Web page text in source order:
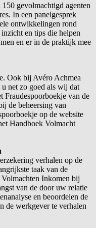
gevolmachtigd agenten
In een panelgesprek
ontwikkelingen rond
en tips die helpen
en er in de praktijk mee
Ook bij Avéro Achmea
net zo goed als wij dat
Fraudespoorboekje van de
de beheersing van
op de website
Handboek Volmacht
verhalen op de
taak van de
Inkomen bij
van de door uw relatie
en beoordelen de
de werkgever te verhalen